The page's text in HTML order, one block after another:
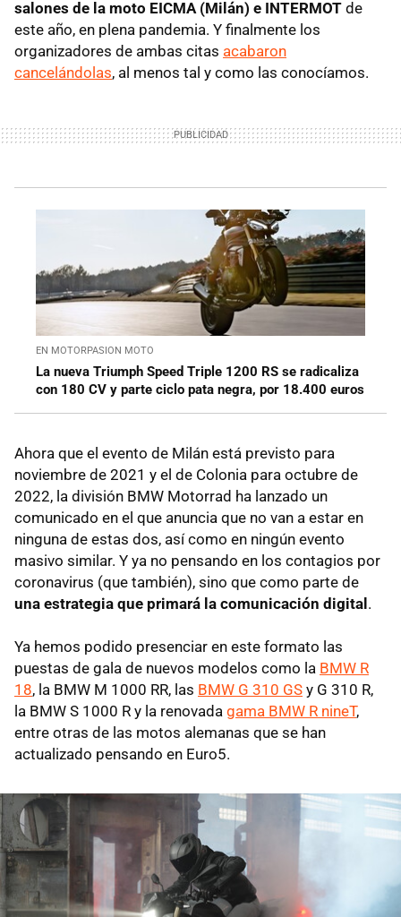
salones de la moto EICMA (Milán) e INTERMOT de
este año, en plena pandemia. Y finalmente los
organizadores de ambas citas acabaron
cancelándolas, al menos tal y como las conocíamos.
EN MOTORPASION MOTO
La nueva Triumph Speed Triple 1200 RS se radicaliza
con 180 CV y parte ciclo pata negra, por 18.400 euros
Ahora que el evento de Milán está previsto para
noviembre de 2021 y el de Colonia para octubre de
2022, la división BMW Motorrad ha lanzado un
comunicado en el que anuncia que no van a estar en
ninguna de estas dos, así como en ningún evento
masivo similar. Y ya no pensando en los contagios por
coronavirus (que también), sino que como parte de
una estrategia que primará la comunicación digital .
Ya hemos podido presenciar en este formato las
puestas de gala de nuevos modelos como la BMW R
18, la BMW M 1000 RR, las BMW G 310 GS y G 310 R,
la BMW S 1000 R y la renovada gama BMW R nineT,
entre otras de las motos alemanas que se han
actualizado pensando en Euro5.